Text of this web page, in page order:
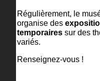
Régulièrement, le
organise des
temporairessur des
variés.
Renseignez-vous !